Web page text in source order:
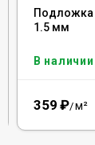
Подложка
1.5 мм
В
359 ₽/м²